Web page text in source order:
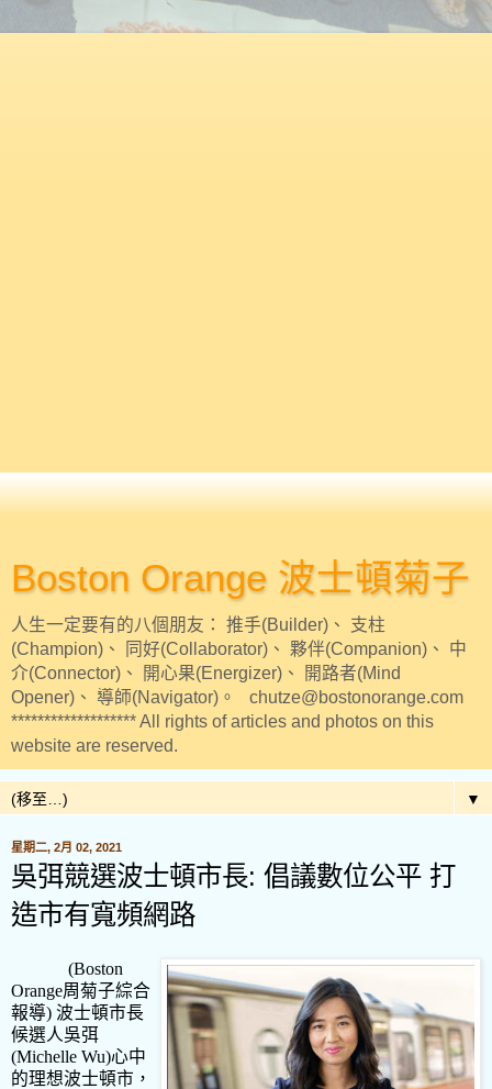
Boston Orange 波士頓菊子
人生一定要有的八個朋友： 推手(Builder)、 支柱
(Champion)、 同好(Collaborator)、 夥伴(Companion)、 中
介(Connector)、 開心果(Energizer)、 開路者(Mind
Opener)、 導師(Navigator)。 chutze@bostonorange.com
******************* All rights of articles and photos on this
website are reserved.
▼
星期二, 2月 02, 2021
吳弭競選波士頓市長: 倡議數位公平 打
造市有寬頻網路
(Boston
Orange周菊子綜合
報導) 波士頓市長
候選人吳弭
(Michelle Wu)心中
的理想波士頓市，